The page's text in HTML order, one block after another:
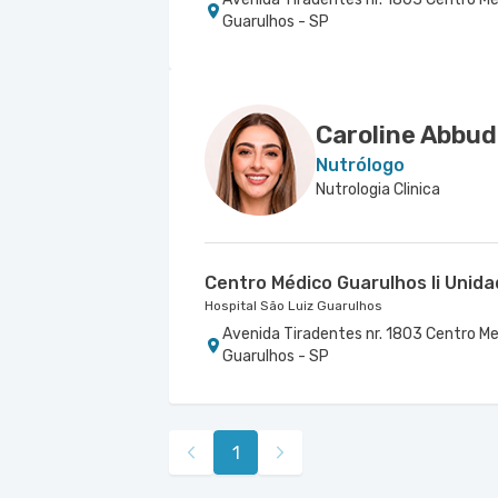
Guarulhos - SP
Rua Antonio Camardo nr. 856 -
Caroline
Nutrólogo
Nutrologia Clinica
Centro Médico Guarulhos Ii
Hospital São Luiz Guarulhos
Avenida Tiradentes nr. 1803 Centro
Guarulhos - SP
1